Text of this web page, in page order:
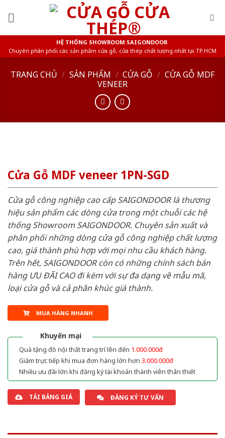
HỆ THỐNG SHOWROOM SAIGONDOOR
Chuyên phân phối các sản phẩm cửa gỗ, cửa thép chất lượng nhất tại TP.HCM
TRANG CHỦ / SẢN PHẨM / CỬA GỖ / CỬA GỖ MDF
VENEER
Cửa Gỗ MDF veneer 1PN-SGD
Cửa gỗ công nghiệp cao cấp SAIGONDOOR là thương
hiệu sản phẩm các dòng cửa trong một chuỗi các hệ
thống Showroom SAIGONDOOR. Chuyên sản xuất và
phân phối những dòng cửa gỗ công nghiệp chất lượng
cao, giá thành phù hợp với mọi nhu cầu khách hàng.
Trên hết, SAIGONDOOR còn có những chính sách bán
hàng ƯU ĐÃI CAO đi kèm với sự đa dạng về mẫu mã,
loại cửa gỗ và cả phân khúc giá thành.
MUA HÀNG NHANH
Khuyến mại
Quà tặng đồ nội thất trang trí lên đến 1.000.000đ
Giảm trực tiếp khi mua đơn hàng lớn hơn 3.000.000đ
Nhiều ưu đãi lớn khi đăng ký tài khoản thành viên thân thiết
TẢI BẢNG GIÁ ĐĂNG KÝ TƯ VẤN